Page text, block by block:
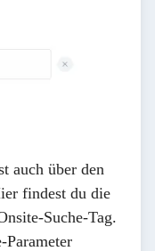
auch über den
findest du die
Suche-Tag.
Parameter